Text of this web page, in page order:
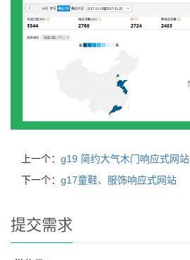
上一个： g19 简约大气木门响应式网站
下一个： g17童鞋、服饰响应式网站
提交需求